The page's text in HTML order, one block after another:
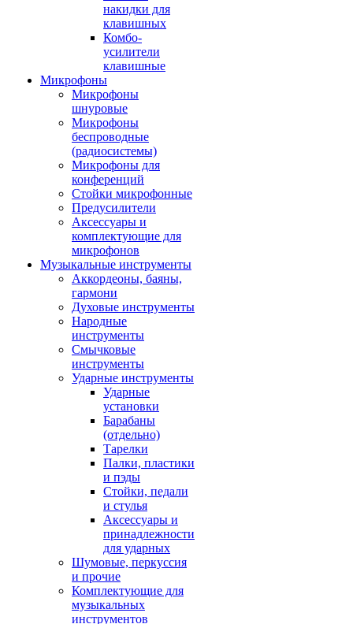
накидки для
клавишных
Комбо-
усилители
клавишные
Микрофоны
Микрофоны
шнуровые
Микрофоны
беспроводные
(радиосистемы)
Микрофоны для
конференций
Стойки микрофонные
Предусилители
Аксессуары и
комплектующие для
микрофонов
Музыкальные инструменты
Аккордеоны, баяны,
гармони
Духовые инструменты
Народные
инструменты
Смычковые
инструменты
Ударные инструменты
Ударные
установки
Барабаны
(отдельно)
Тарелки
Палки, пластики
и пэды
Стойки, педали
и стулья
Аксессуары и
принадлежности
для ударных
Шумовые, перкуссия
и прочие
Комплектующие для
музыкальных
инструментов